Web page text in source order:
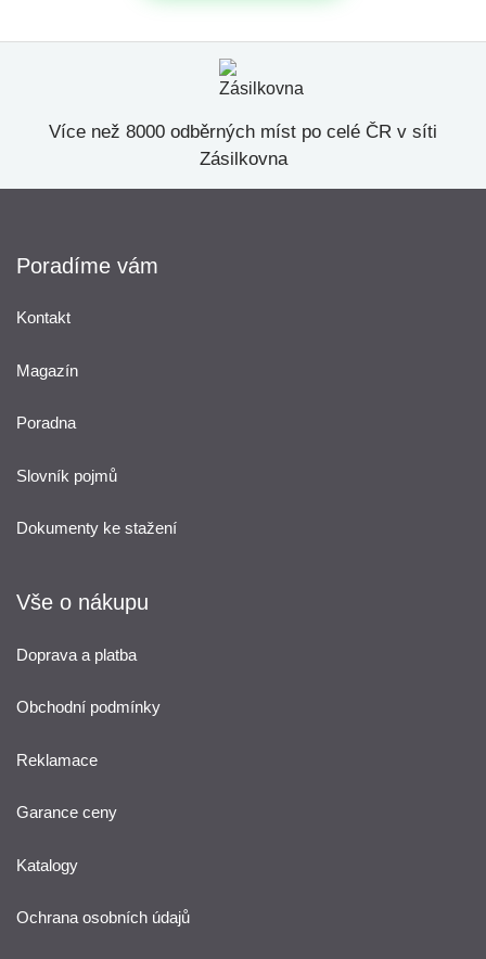
Více než 8000 odběrných míst po celé ČR v síti
Zásilkovna
Poradíme vám
Kontakt
Magazín
Poradna
Slovník pojmů
Dokumenty ke stažení
Vše o nákupu
Doprava a platba
Obchodní podmínky
Reklamace
Garance ceny
Katalogy
Ochrana osobních údajů